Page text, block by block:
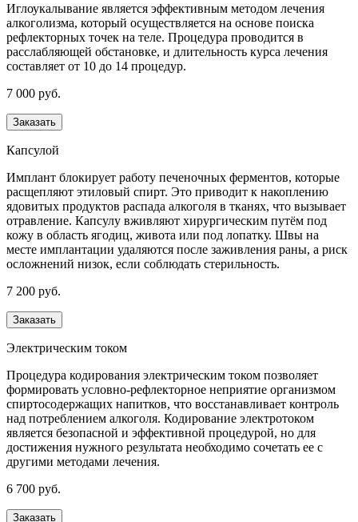
Иглоукалывание является эффективным методом лечения
алкоголизма, который осуществляется на основе поиска
рефлекторных точек на теле. Процедура проводится в
расслабляющей обстановке, и длительность курса лечения
составляет от 10 до 14 процедур.
7 000 руб.
Заказать
Капсулой
Имплант блокирует работу печеночных ферментов, которые
расщепляют этиловый спирт. Это приводит к накоплению
ядовитых продуктов распада алкоголя в тканях, что вызывает
отравление. Капсулу вживляют хирургическим путём под
кожу в область ягодиц, живота или под лопатку. Швы на
месте имплантации удаляются после заживления раны, а риск
осложнений низок, если соблюдать стерильность.
7 200 руб.
Заказать
Электрическим током
Процедура кодирования электрическим током позволяет
формировать условно-рефлекторное неприятие организмом
спиртосодержащих напитков, что восстанавливает контроль
над потреблением алкоголя. Кодирование электротоком
является безопасной и эффективной процедурой, но для
достижения нужного результата необходимо сочетать ее с
другими методами лечения.
6 700 руб.
Заказать